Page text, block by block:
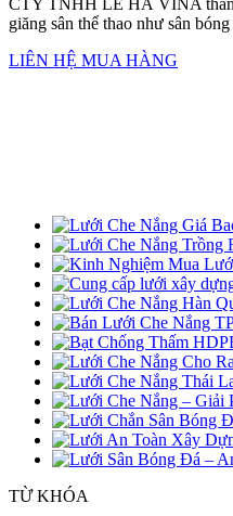
giăng sân thể thao như sân
LIÊN HỆ MUA HÀNG
TỪ KHÓA